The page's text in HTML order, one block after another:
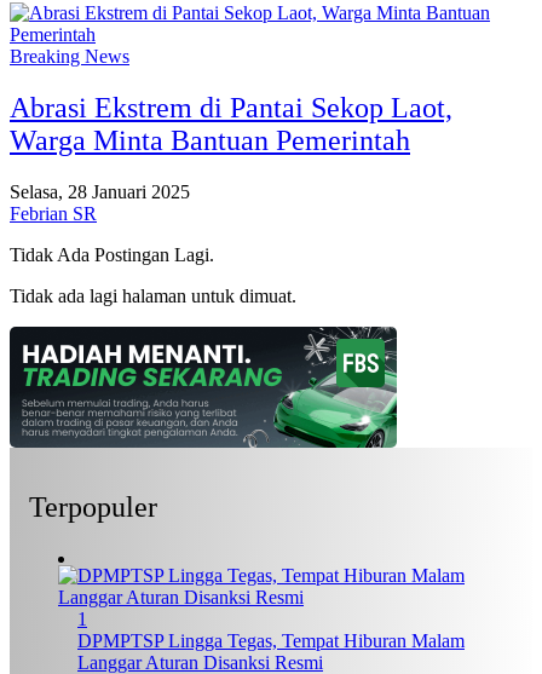
Breaking News
Abrasi Ekstrem di Pantai Sekop Laot,
Warga Minta Bantuan Pemerintah
Selasa, 28 Januari 2025
Febrian SR
Tidak Ada Postingan Lagi.
Tidak ada lagi halaman untuk dimuat.
Terpopuler
1
DPMPTSP Lingga Tegas, Tempat Hiburan Malam
Langgar Aturan Disanksi Resmi